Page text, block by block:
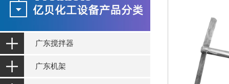
广东搅拌器
广东机架